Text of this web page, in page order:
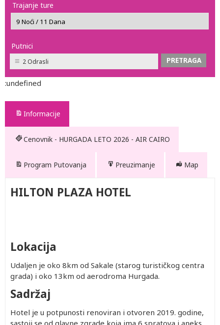
Trajanje ture
Putnici
2 Odrasli
:undefined
Informacije
Cenovnik - HURGADA LETO 2026 - AIR CAIRO
Program Putovanja Preuzimanje Map
HILTON PLAZA HOTEL
Lokacija
Udaljen je oko 8km od Sakale (starog turističkog centra
grada) i oko 13km od aerodroma Hurgada.
Sadržaj
Hotel je u potpunosti renoviran i otvoren 2019. godine,
sastoji se od glavne zgrade koja ima 6 spratova i aneks